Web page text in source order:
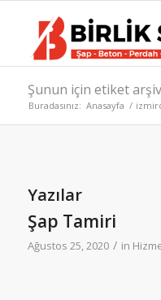
Şunun için etiket
Buradasınız: Anasayfa /
Yazılar
Şap Tamiri
Ağustos 25, 2020 / in